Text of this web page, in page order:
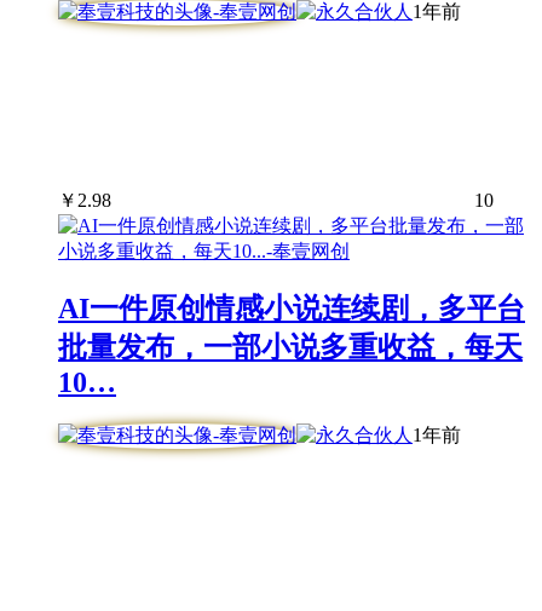
1年前
￥ 2.98 10
AI一件原创情感小说连续剧，多平台
批量发布，一部小说多重收益，每天
10…
1年前